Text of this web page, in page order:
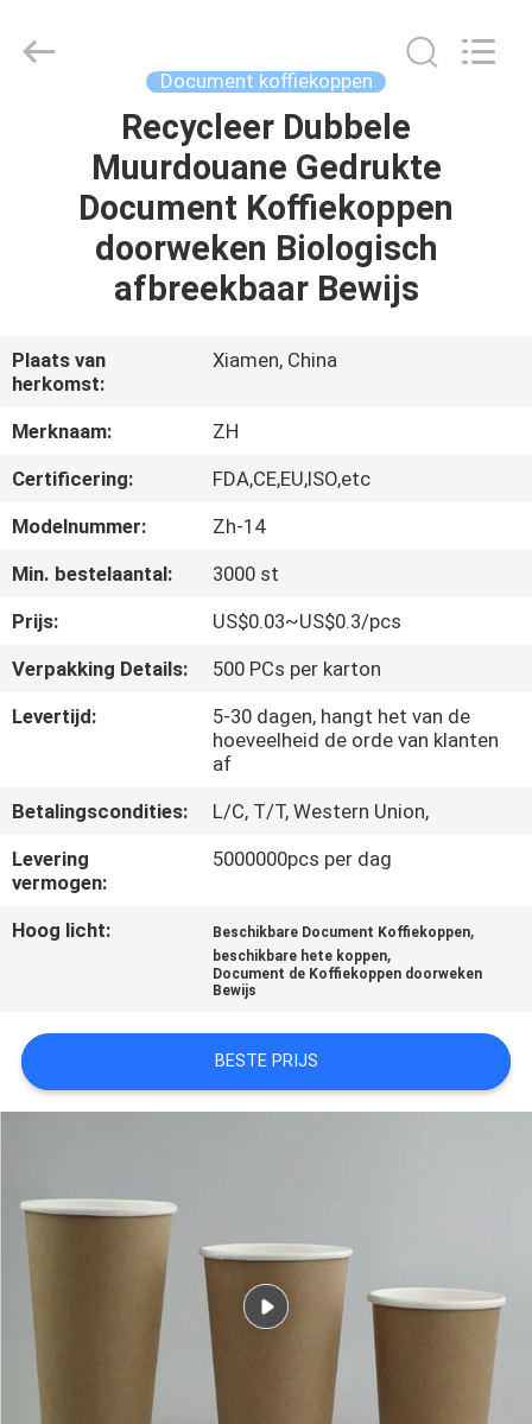
PRODUCTEN
ONGEVEER
FABRIEKSREIS
KWALITEITSCONTROLE
CONTACTEER
ONS
NIEUWS
VERZOEK
CITAAT
SITEMAP
PRIVACYBELEID
Protection
Technology
Document koffiekoppen
Recycleer Dubbele
Muurdouane Gedrukte
Document Koffiekoppen
doorweken Biologisch
afbreekbaar Bewijs
Plaats van
herkomst:
Xiamen, China
Merknaam:
ZH
Certificering:
FDA,CE,EU,ISO,etc
Modelnummer:
Zh-14
Min. bestelaantal:
3000 st
Prijs:
US$0.03~US$0.3/pcs
Verpakking Details:
500 PCs per karton
Levertijd:
5-30 dagen, hangt het van de
hoeveelheid de orde van klanten
af
Betalingscondities:
L/C, T/T, Western Union,
Levering
vermogen:
5000000pcs per dag
Hoog licht: Beschikbare Document Koffiekoppen,
beschikbare hete koppen,
Document de Koffiekoppen doorweken
Bewijs
BESTE PRIJS